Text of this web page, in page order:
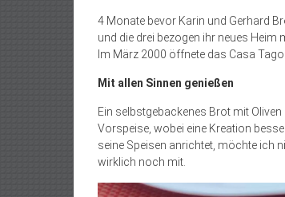
4 Monate bevor Karin und Gerhard
und die drei bezogen ihr neues
Im März 2000 öffnete das Casa
Mit allen Sinnen genießen
Ein selbstgebackenes Brot mit
Vorspeise, wobei eine Kreation
seine Speisen anrichtet, möchte ich
wirklich noch mit.